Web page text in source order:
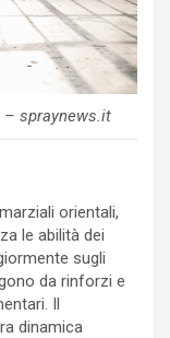
– spraynews.it
orientali,
le abilità dei
sugli
da rinforzi e
Il
dinamica